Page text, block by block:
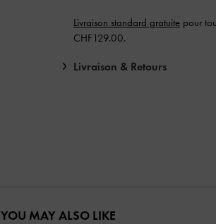
Livraison standard gratuite pour
CHF129.00.
Livraison & Retours
YOU MAY ALSO LIKE